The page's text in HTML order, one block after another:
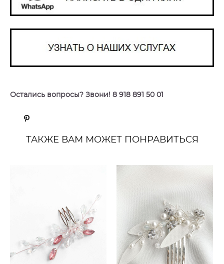
Остались вопросы? Звони! 8 918 891 50 01
ТАКЖЕ ВАМ МОЖЕТ ПОНРАВИТЬСЯ